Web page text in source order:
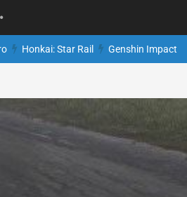
Honkai: Star Rail Genshin Impact